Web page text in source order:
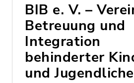
BIB e. V. –
Betreuung und
Integration
behinderter
und